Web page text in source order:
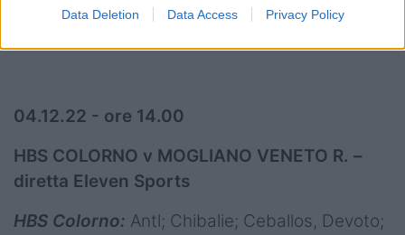
Data Deletion Data Access Privacy Policy
Quarto uomo: Giovanni Garrò (Treviso)
04.12.22 - ore 14.00
HBS COLORNO v MOGLIANO VENETO R. –
diretta Eleven Sports
HBS Colorno: Antl; Chibalie; Ceballos, Devoto;